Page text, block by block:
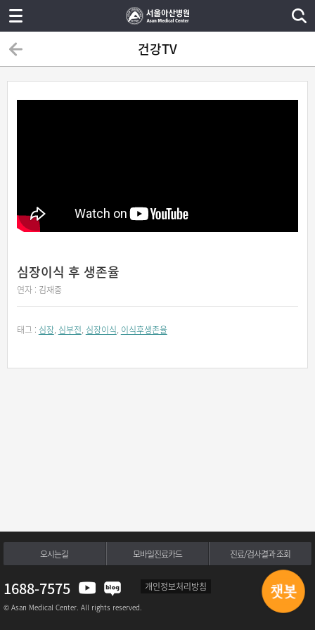
건강TV
심장이식 후 생존율
연자 : 김재중
태그 : 심장, 심부전, 심장이식, 이식후생존율
오시는길 모바일진료카드 진료/검사결과 조회
1688-7575 개인정보처리방침
© Asan Medical Center. All rights reserved.